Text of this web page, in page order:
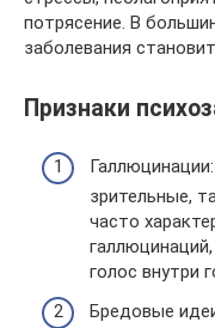
потрясение. В
заболевания
Признаки
зрительные,
часто
голос внутри
Бредовые